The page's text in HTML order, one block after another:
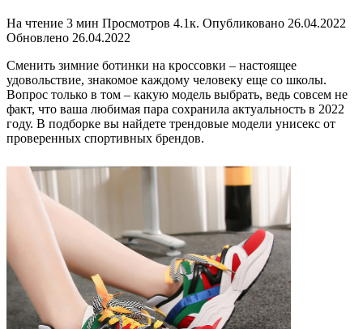
На чтение 3 мин Просмотров 4.1к. Опубликовано 26.04.2022
Обновлено 26.04.2022
Сменить зимние ботинки на кроссовки – настоящее
удовольствие, знакомое каждому человеку еще со школы.
Вопрос только в том – какую модель выбрать, ведь совсем не
факт, что ваша любимая пара сохранила актуальность в 2022
году. В подборке вы найдете трендовые модели унисекс от
проверенных спортивных брендов.